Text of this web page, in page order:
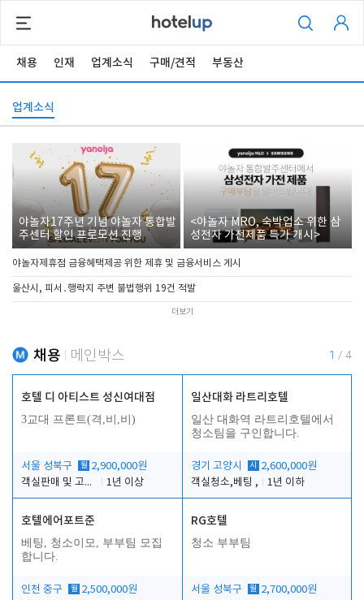
채용 인재 업계소식 구매/견적 부동산
업계소식
야놀자17주년 기념 야놀자 통합발
주센터 할인 프로모션 진행
<야놀자 MRO, 숙박업소 위한 삼
성전자 가전제품 특가 개시>
야놀자제휴점 금융혜택제공 위한 제휴 및 금융서비스 게시
울산시, 피서․행락지 주변 불법행위 19건 적발
더보기
채용 메인박스 1 / 4
호텔 디 아티스트 성신여대점
3교대 프론트(격,비,비)
서울 성북구 월 2,900,000원
객실판매 및 고객응대
1년 이상
일산대화 라트리호텔
일산 대화역 라트리호텔에서
청소팀을 구인합니다.
경기 고양시 시
2,600,000원
객실청소,베팅 ,
1년 이하
호텔에어포트준
베팅, 청소이모, 부부팀 모집
합니다.
인천 중구 월 2,500,000원
RG호텔
청소 부부팀
서울 성북구 월 2,700,000원